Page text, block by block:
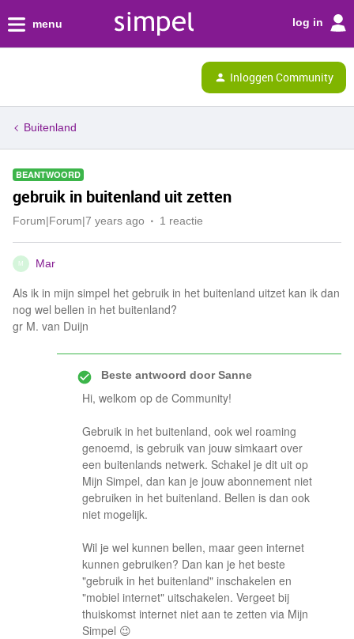
menu log in
Inloggen Community
Buitenland
BEANTWOORD
gebruik in buitenland uit zetten
Forum|Forum|7 years ago 1 reactie
M Mar
Als ik in mijn simpel het gebruik in het buitenland uitzet kan ik dan
nog wel bellen in het buitenland?
gr M. van Duijn
Beste antwoord doorSanne
Hi, welkom op de Community!
Gebruik in het buitenland, ook wel roaming
genoemd, is gebruik van jouw simkaart over
een buitenlands netwerk. Schakel je dit uit op
Mijn Simpel, dan kan je jouw abonnement niet
gebruiken in het buitenland. Bellen is dan ook
niet mogelijk.
Wil je wel kunnen bellen, maar geen internet
kunnen gebruiken? Dan kan je het beste
"gebruik in het buitenland" inschakelen en
"mobiel internet" uitschakelen. Vergeet bij
thuiskomst internet niet aan te zetten via Mijn
Simpel 😉